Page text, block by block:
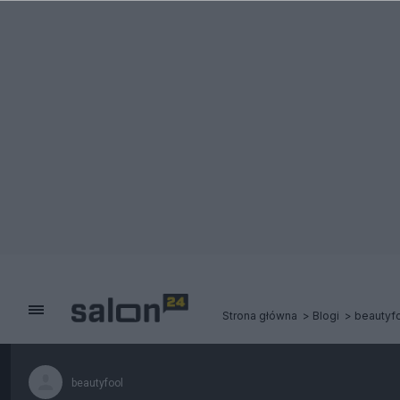
Strona główna Blogi
beautyfool